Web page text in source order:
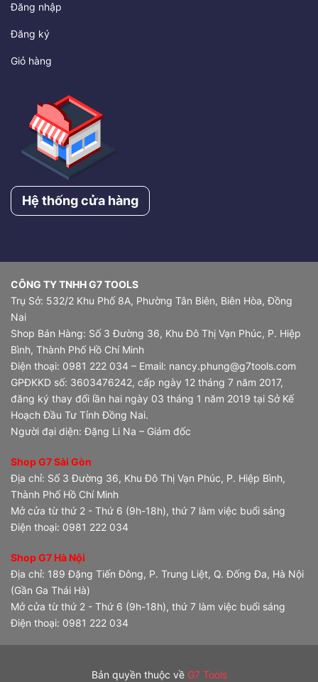
Đăng nhập
Đăng ký
Giỏ hàng
Hệ thống cửa hàng
CÔNG TY TNHH G7 TOOLS
Trụ Sở: 532/2 Khu Phố 8A, Phường Tân Biên, Biên Hòa, Đồng
Nai
Shop Bán Hàng: Số 3 Đường 36, Khu Đô Thị Vạn Phúc, P. Hiệp
Bình, Thành Phố Hồ Chí Minh
Điện thoại: 0981 222 034 – Email: nancy.phung@g7tools.com
GPĐKKD số: 3603476242, cấp ngày 12 tháng 7 năm 2017,
đăng ký thay đổi lần hai ngày 03 tháng 1 năm 2019 tại Sở Kế
Hoạch Đầu Tư Tỉnh Đồng Nai.
Người đại diện: Đặng Li Na – Giám đốc
Shop G7 Sài Gòn
Địa chỉ: Số 3 Đường 36, Khu Đô Thị Vạn Phúc, P. Hiệp Bình,
Thành Phố Hồ Chí Minh
Mở cửa từ thứ 2 - Thứ 6 (9h-18h), thứ 7 làm việc buổi sáng
Điện thoại: 0981 222 034
Shop G7 Hà Nội
Địa chỉ: 189 Đặng Tiến Đông, P. Trung Liệt, Q. Đống Đa, Hà Nội
(Gần Ga Thái Hà)
Mở cửa từ thứ 2 - Thứ 6 (9h-18h), thứ 7 làm việc buổi sáng
Điện thoại: 0981 222 034
Bản quyền thuộc về G7 Tools